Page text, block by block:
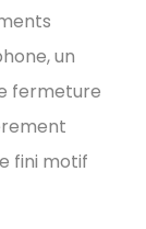
un
fermeture
fini motif